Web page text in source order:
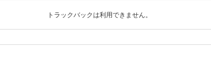
トラックバックは利用できません。